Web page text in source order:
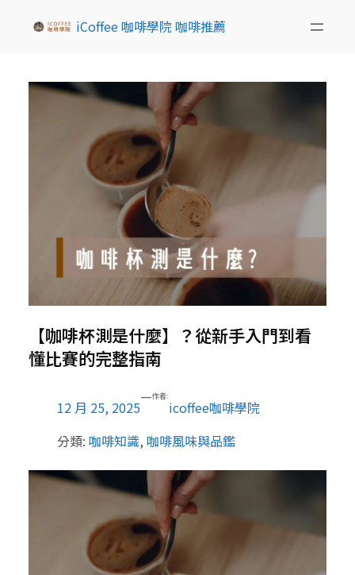
iCoffee 咖啡學院 咖啡推薦
【咖啡杯測是什麼】？從新手入門到看
懂比賽的完整指南
12 月 25, 2025
—作者:
icoffee咖啡學院
分類: 咖啡知識, 咖啡風味與品鑑